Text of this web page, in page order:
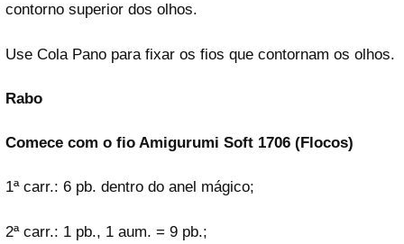
contorno superior dos olhos.
Use Cola Pano para fixar os fios que contornam os olhos.
Rabo
Comece com o fio Amigurumi Soft 1706 (Flocos)
1ª carr.: 6 pb. dentro do anel mágico;
2ª carr.: 1 pb., 1 aum. = 9 pb.;